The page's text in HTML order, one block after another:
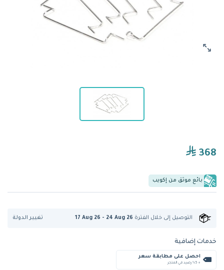
368
بائع موثق من إكويب
التوصيل إلى خلال الفترة 17 Aug 26 - 24 Aug 26 تغيير الدولة
خدمات إضافية
احصل على مطابقة سعر
+ %5 رصيد في المتجر